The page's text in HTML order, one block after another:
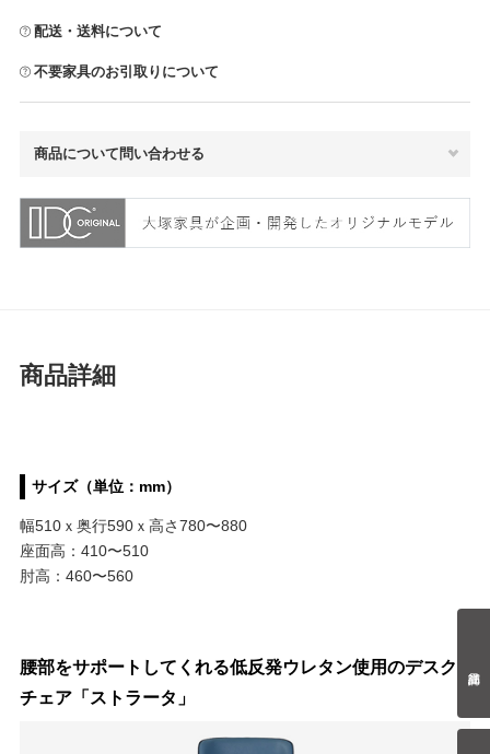
配送・送料について
不要家具のお引取りについて
商品について問い合わせる
商品詳細
サイズ（単位：mm）
幅510ｘ奥行590ｘ高さ780〜880
座面高：410〜510
肘高：460〜560
腰部をサポートしてくれる低反発ウレタン使用のデスク
チェア「ストラータ」